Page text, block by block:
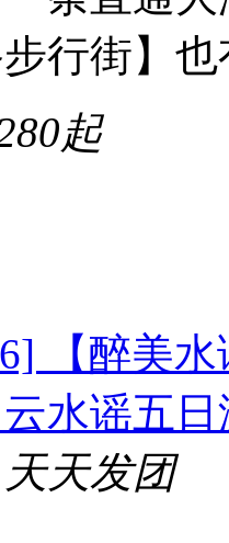
行街】也
起
【醉美
水谣五日
天天发团